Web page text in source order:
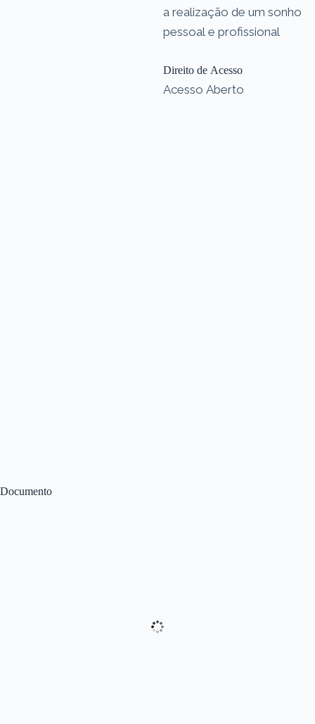
Documento
a realização de um sonho
pessoal e profissional
Direito de Acesso
Acesso Aberto